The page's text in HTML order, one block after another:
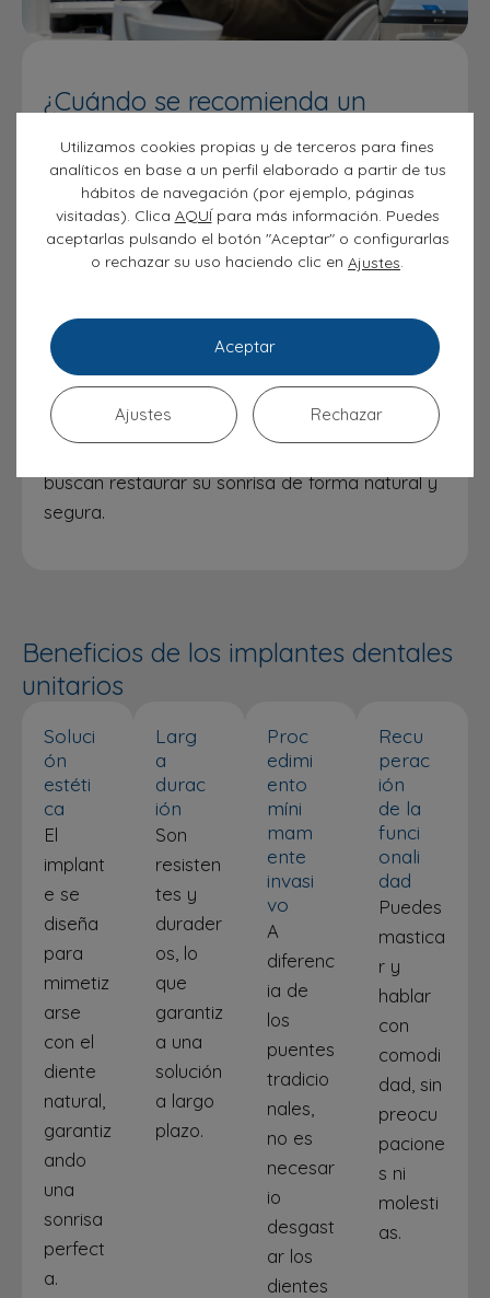
¿Cuándo se recomienda un
implante dental unitario?
Losimplantes dentales unitarios son la
opción perfecta para:
Reemplazar un solo diente perdido, ya
sea por caries, lesiones o desgaste.
dientes visibles.
necesidad de afectar a los dientes
vecinos.
buscan restaurar su sonrisa de forma natural y
segura.
Beneficios de los implantes dentales
unitarios
Soluci
ón
estéti
ca
El
implant
e se
diseña
para
mimetiz
arse
con el
diente
natural,
garantiz
ando
una
sonrisa
perfect
a.
Larg
a
durac
ión
Son
resisten
tes y
durader
os, lo
que
garantiz
a una
solución
a largo
plazo.
Proc
edimi
ento
míni
mam
ente
invasi
vo
A
diferenc
ia de
los
puentes
tradicio
nales,
no es
necesar
io
desgast
ar los
dientes
Recu
perac
ión
de la
funci
onali
dad
Puedes
mastica
r y
hablar
con
comodi
dad, sin
preocu
pacione
s ni
molesti
as.
Utilizamos cookies propias y de terceros para fines
analíticos en base a un perfil elaborado a partir de tus
hábitos de navegación (por ejemplo, páginas
visitadas). Clica AQUÍpara más información. Puedes
aceptarlas pulsando el botón "Aceptar" o configurarlas
o rechazar su uso haciendo clic en Ajustes.
Aceptar
Rechazar
Ajustes